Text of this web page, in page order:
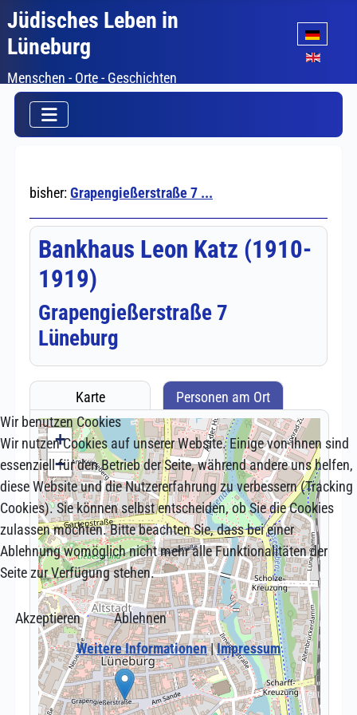
Jüdisches Leben in
Lüneburg
Menschen - Orte - Geschichten
Sprache
Wir benutzen Cookies
Wir nutzen Cookies auf unserer Website. Einige von ihnen sind
essenziell für den Betrieb der Seite, während andere uns helfen,
diese Website und die Nutzererfahrung zu verbessern (Tracking
Cookies). Sie können selbst entscheiden, ob Sie die Cookies
zulassen möchten. Bitte beachten Sie, dass bei einer
Ablehnung womöglich nicht mehr alle Funktionalitäten der
Seite zur Verfügung stehen.
Akzeptieren
Ablehnen
Weitere Informationen|Impressum